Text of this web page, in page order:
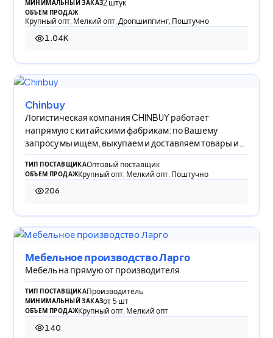
МИНИМАЛЬНЫЙ ЗАКАЗ2 штук
ОБЪЕМ ПРОДАЖ
Крупный опт, Мелкий опт, Дропшиппинг, Поштучно
1.04K
1 037 просмотров
Chinbuy
Логистическая компания CHINBUY работает
напрямую с китайскими фабрикам: по Вашему
запросу мы ищем, выкупаем и доставляем товары из
Китая в Р
ТИП ПОСТАВЩИКАОптовый поставщик
ОБЪЕМ ПРОДАЖКрупный опт, Мелкий опт, Поштучно
206
206 просмотров
Мебельное производство Ларго
Мебель на прямую от производителя
ТИП ПОСТАВЩИКАПроизводитель
МИНИМАЛЬНЫЙ ЗАКАЗот 5 шт
ОБЪЕМ ПРОДАЖКрупный опт, Мелкий опт
140
140 просмотров